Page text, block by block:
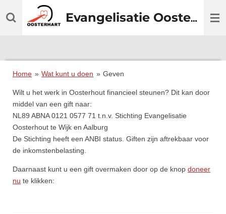
direct
Evangelisatie Oosterhart
Home » Wat kunt u doen » Geven
Wilt u het werk in Oosterhout financieel steunen? Dit kan door
middel van een gift naar:
NL89 ABNA 0121 0577 71 t.n.v. Stichting Evangelisatie
Oosterhout te Wijk en Aalburg
De Stichting heeft een ANBI status. Giften zijn aftrekbaar voor
de inkomstenbelasting.
Daarnaast kunt u een gift overmaken door op de knop doneer
nu te klikken: